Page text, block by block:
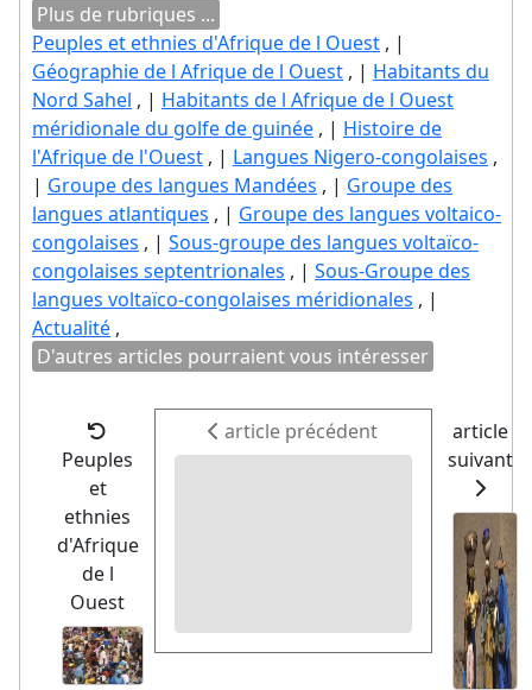
Plus de rubriques ...
Peuples et ethnies d'Afrique de l Ouest , |
Géographie de l Afrique de l Ouest , | Habitants du
Nord Sahel , | Habitants de l Afrique de l Ouest
méridionale du golfe de guinée , | Histoire de
l'Afrique de l'Ouest , | Langues Nigero-congolaises ,
| Groupe des langues Mandées , | Groupe des
langues atlantiques , | Groupe des langues voltaico-
congolaises , | Sous-groupe des langues voltaïco-
congolaises septentrionales , | Sous-Groupe des
langues voltaïco-congolaises méridionales , |
Actualité ,
D'autres articles pourraient vous intéresser
Peuples
et
ethnies
d'Afrique
de l
Ouest
article précédent
article
suivant